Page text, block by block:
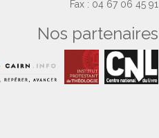
Fax : 04 67 06 45 91
Nos partenaires